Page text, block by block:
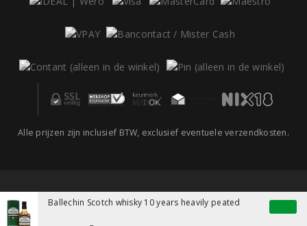
Ballechin Scotch whisky 10 years heavily peated
Alle prijzen zijn inclusief BTW, exclusief eventuele verzendkosten.